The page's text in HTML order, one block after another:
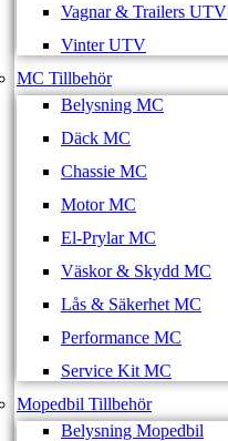
Vagnar & Trailers UTV
Vinter UTV
MC Tillbehör
Belysning MC
Däck MC
Chassie MC
Motor MC
El-Prylar MC
Väskor & Skydd MC
Lås & Säkerhet MC
Performance MC
Service Kit MC
Mopedbil Tillbehör
Belysning Mopedbil